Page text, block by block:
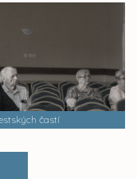
častí